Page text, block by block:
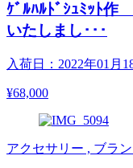
ｹﾞﾙﾊﾙﾄﾞｼｭﾐｯﾄ
いたしまし･･･
入荷日：2022年01月
¥68,000
アクセサリー , ブラ